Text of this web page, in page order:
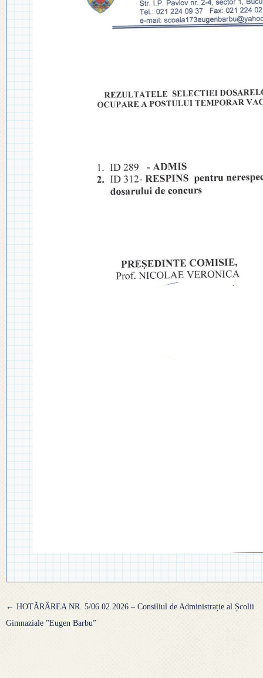
◎ 2019
Navigare
articole
← HOTĂRÂREA NR. 5/06.02.2026 – Consiliul de Administrație al Școlii
Gimnaziale ”Eugen Barbu”